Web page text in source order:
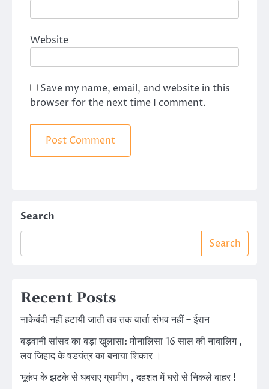
Website
Save my name, email, and website in this
browser for the next time I comment.
Search
Search
Recent Posts
नाकेबंदी नहीं हटायी जाती तब तक वार्ता संभव नहीं – ईरान
बड़वानी सांसद का बड़ा खुलासा: मोनालिसा 16 साल की नाबालिग ,
लव जिहाद के षडयंत्र का बनाया शिकार ।
भूकंप के झटके से घबराए ग्रामीण , दहशत में घरों से निकले बाहर !